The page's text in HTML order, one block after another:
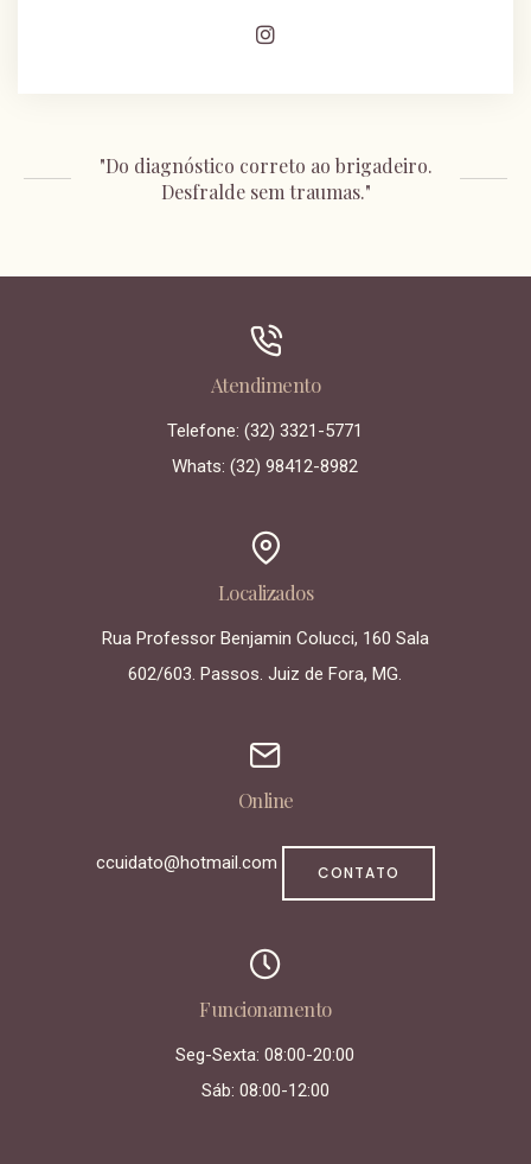
"Do diagnóstico correto ao brigadeiro.
Desfralde sem traumas."
Atendimento
Telefone: (32) 3321-5771
Whats: (32) 98412-8982
Localizados
Rua Professor Benjamin Colucci, 160 Sala
602/603. Passos. Juiz de Fora, MG.
Online
ccuidato@hotmail.com CONTATO
Funcionamento
Seg-Sexta: 08:00-20:00
Sáb: 08:00-12:00